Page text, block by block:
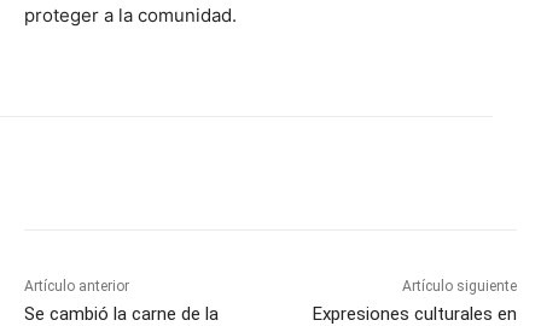
proteger a la comunidad.
Artículo anterior
Se cambió la carne de la
Artículo siguiente
Expresiones culturales en